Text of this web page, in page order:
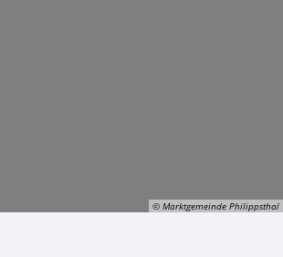
© Marktgemeinde Philippsthal